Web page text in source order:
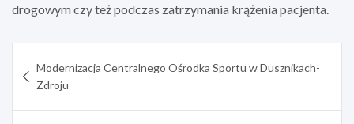
drogowym czy też podczas zatrzymania krążenia pacjenta.
wpisu
Modernizacja Centralnego Ośrodka Sportu w Dusznikach-
Zdroju